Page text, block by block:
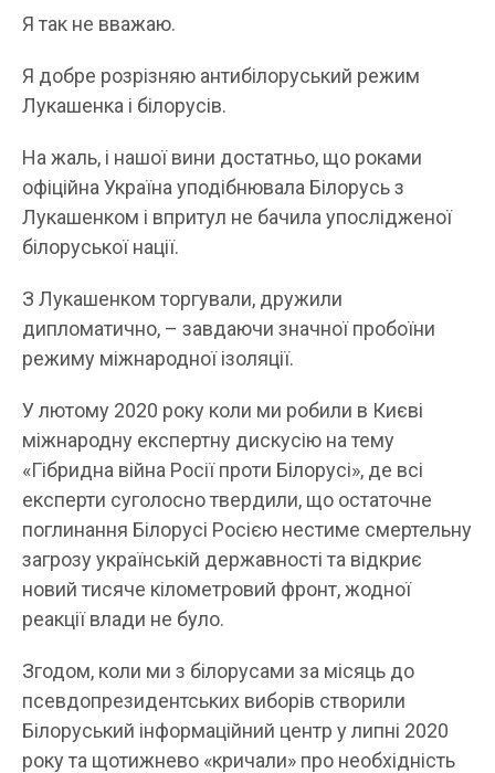
Я так не вважаю.
Я добре розрізняю антибілоруський режим
Лукашенка і білорусів.
На жаль, і нашої вини достатньо, що роками
офіційна Україна уподібнювала Білорусь з
Лукашенком і впритул не бачила упослідженої
білоруської нації.
З Лукашенком торгували, дружили
дипломатично, – завдаючи значної пробоїни
режиму міжнародної ізоляції.
У лютому 2020 року коли ми робили в Києві
міжнародну експертну дискусію на тему
«Гібридна війна Росії проти Білорусі», де всі
експерти суголосно твердили, що остаточне
поглинання Білорусі Росією нестиме смертельну
загрозу українській державності та відкриє
новий тисяче кілометровий фронт, жодної
реакції влади не було.
Згодом, коли ми з білорусами за місяць до
псевдопрезидентських виборів створили
Білоруський інформаційний центр у липні 2020
року та щотижнево «кричали» про необхідність